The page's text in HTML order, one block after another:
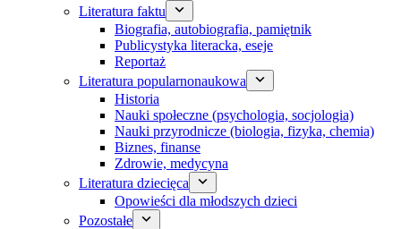
Literatura faktu
Biografia, autobiografia, pamiętnik
Publicystyka literacka, eseje
Reportaż
Literatura popularnonaukowa
Historia
Nauki społeczne (psychologia, socjologia)
Nauki przyrodnicze (biologia, fizyka, chemia)
Biznes, finanse
Zdrowie, medycyna
Literatura dziecięca
Opowieści dla młodszych dzieci
Pozostałe